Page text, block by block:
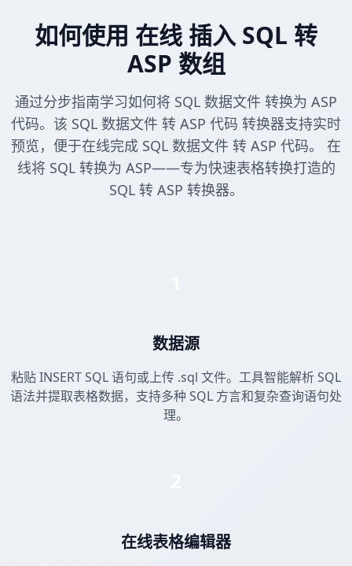
如何使用 在线 插入 SQL 转
ASP 数组
通过分步指南学习如何将 SQL 数据文件 转换为 ASP
代码。该 SQL 数据文件 转 ASP 代码 转换器支持实时
预览，便于在线完成 SQL 数据文件 转 ASP 代码。 在
线将 SQL 转换为 ASP——专为快速表格转换打造的
SQL 转 ASP 转换器。
数据源
粘贴 INSERT SQL 语句或上传 .sql 文件。工具智能解析 SQL
语法并提取表格数据，支持多种 SQL 方言和复杂查询语句处
理。
在线表格编辑器